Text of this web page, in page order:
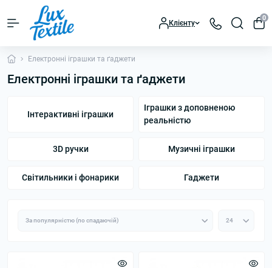
Клієнту
0
Електронні іграшки та ґаджети
Електронні іграшки та ґаджети
Інтерактивні іграшки
Іграшки з доповненою
реальністю
3D ручки Музичні іграшки
Світильники і фонарики Гаджети